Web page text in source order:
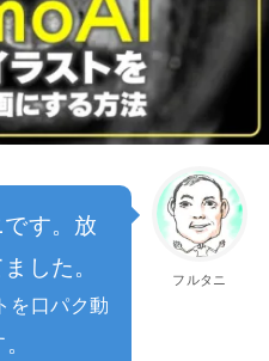
フルタニ
す。放
した。
を口パク動